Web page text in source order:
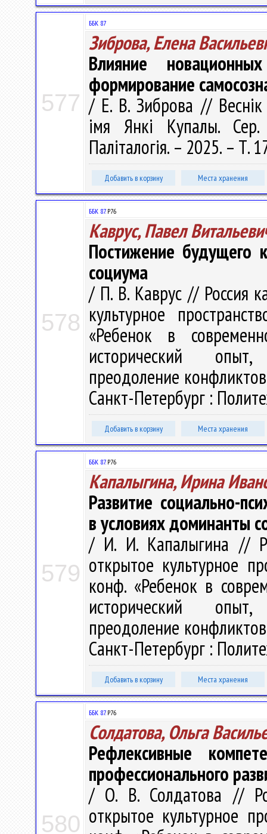
577
ББК 87
Зиброва, Елена
Влияние
формирование
/ Е. В. Зиброва // Веснік
імя Янкі Купалы. Сер.
Паліталогія. – 2025. – Т.
Добавить в корзину Места хранения
578
ББК 87.Р76
Каврус, Павел
Постижение будущего
социума
/ П. В. Каврус // Россия
культурное
«Ребенок в
исторический опыт,
преодоление
Санкт-Петербург :
Добавить в корзину Места хранения
579
ББК 87.Р76
Капалыгина, Ирина
Развитие социально-
в условиях доминанты
/ И. И. Капалыгина //
открытое культурное
конф. «Ребенок в
исторический опыт,
преодоление
Санкт-Петербург :
Добавить в корзину Места хранения
580
ББК 87.Р76
Солдатова, Ольга
Рефлексивные
профессионального
/ О. В. Солдатова //
открытое культурное